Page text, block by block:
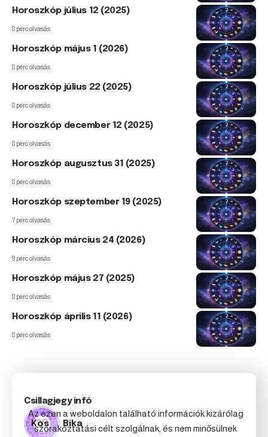
Horoszkóp július 12 (2025)
8 perc olvasás
Horoszkóp május 1 (2026)
8 perc olvasás
Horoszkóp július 22 (2025)
8 perc olvasás
Horoszkóp december 12 (2025)
8 perc olvasás
Horoszkóp augusztus 31 (2025)
8 perc olvasás
Horoszkóp szeptember 19 (2025)
7 perc olvasás
Horoszkóp március 24 (2026)
9 perc olvasás
Horoszkóp május 27 (2025)
8 perc olvasás
Horoszkóp április 11 (2026)
8 perc olvasás
Csillagjegy infó
Kos Bika
Az ezen a weboldalon található információk kizárólag
szórakoztatási célt szolgálnak, és nem minősülnek